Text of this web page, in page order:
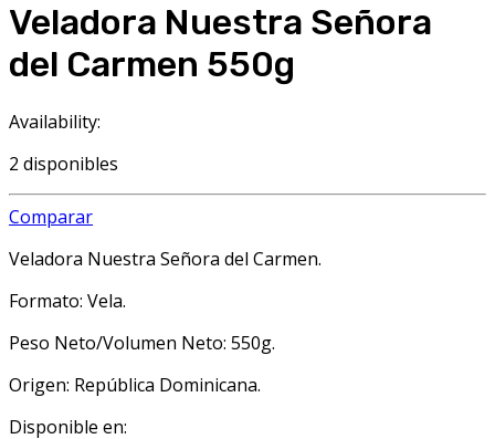
Veladora Nuestra Señora
del Carmen 550g
Availability:
2 disponibles
Comparar
Veladora Nuestra Señora del Carmen.
Formato: Vela.
Peso Neto/Volumen Neto: 550g.
Origen: República Dominicana.
Disponible en: